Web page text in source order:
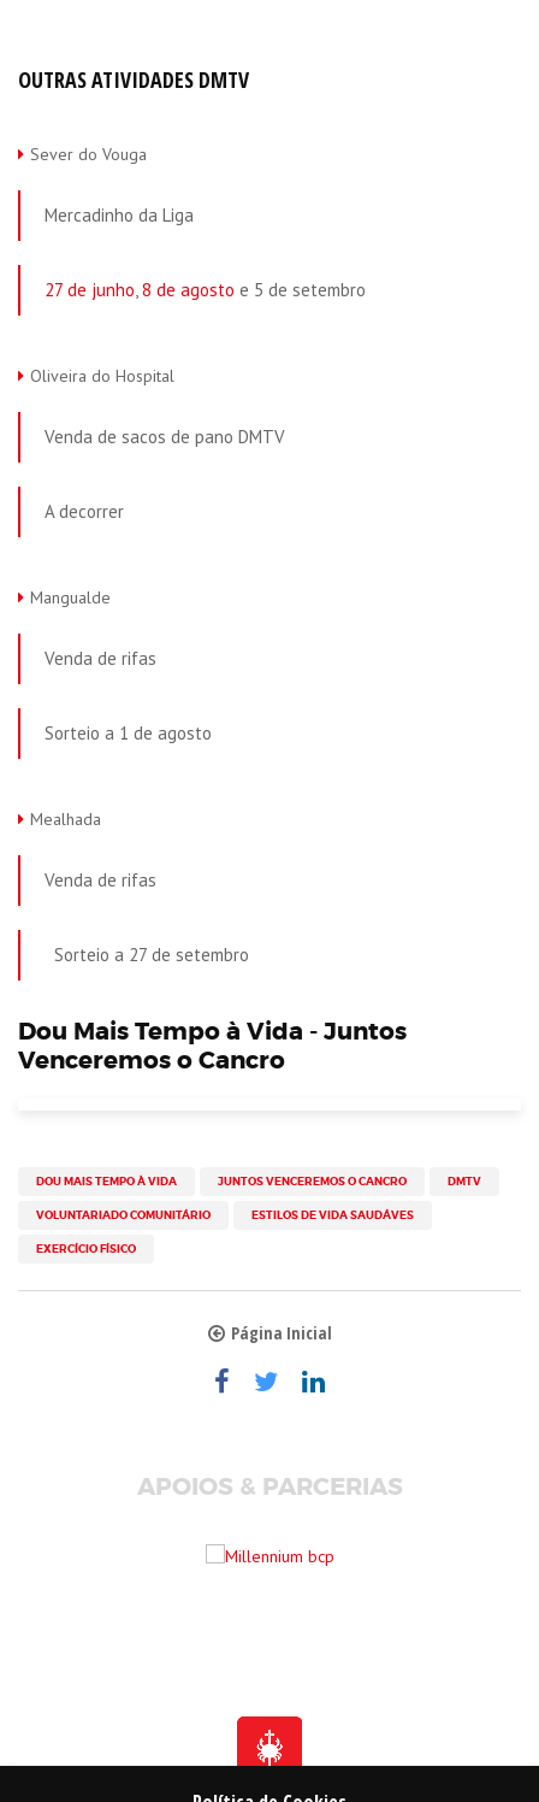
OUTRAS ATIVIDADES DMTV
Sever do Vouga
Mercadinho da Liga
27 de junho,8 de agosto e 5 de setembro
Oliveira do Hospital
Venda de sacos de pano DMTV
A decorrer
Mangualde
Venda de rifas
Sorteio a 1 de agosto
Mealhada
Venda de rifas
Sorteio a 27 de setembro
Dou Mais Tempo à Vida - Juntos
Venceremos o Cancro
DOU MAIS TEMPO À VIDA JUNTOS VENCEREMOS O CANCRO DMTV
VOLUNTARIADO COMUNITÁRIO ESTILOS DE VIDA SAUDÁVES
EXERCÍCIO FÍSICO
Página Inicial
APOIOS & PARCERIAS